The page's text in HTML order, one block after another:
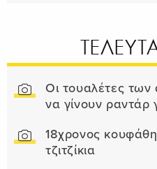
Οι τουαλέτες
να γίνουν ραντάρ
18χρονος
τζιτζίκια